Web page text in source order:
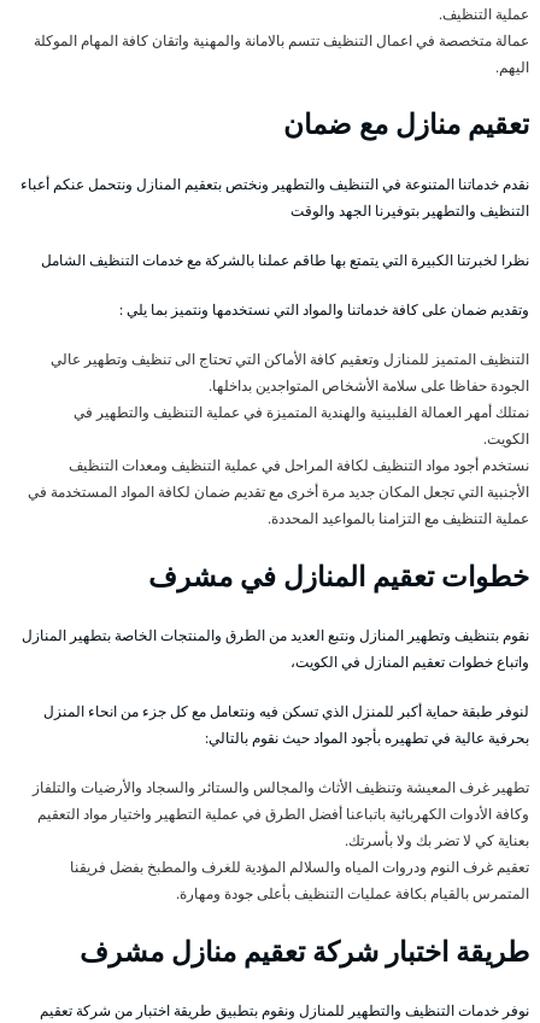
عملية التنظيف.
عمالة متخصصة في اعمال التنظيف تتسم بالامانة والمهنية واتقان كافة المهام الموكلة
اليهم.
تعقيم منازل مع ضمان
نقدم خدماتنا المتنوعة في التنظيف والتطهير ونختص بتعقيم المنازل ونتحمل عنكم أعباء
التنظيف والتطهير بتوفيرنا الجهد والوقت
نظرا لخبرتنا الكبيرة التي يتمتع بها طاقم عملنا بالشركة مع خدمات التنظيف الشامل
وتقديم ضمان على كافة خدماتنا والمواد التي نستخدمها ونتميز بما يلي :
التنظيف المتميز للمنازل وتعقيم كافة الأماكن التي تحتاج الى تنظيف وتطهير عالي
الجودة حفاظا على سلامة الأشخاص المتواجدين بداخلها.
نمتلك أمهر العمالة الفلبينية والهندية المتميزة في عملية التنظيف والتطهير في
الكويت.
نستخدم أجود مواد التنظيف لكافة المراحل في عملية التنظيف ومعدات التنظيف
الأجنبية التي تجعل المكان جديد مرة أخرى مع تقديم ضمان لكافة المواد المستخدمة في
عملية التنظيف مع التزامنا بالمواعيد المحددة.
خطوات تعقيم المنازل في مشرف
نقوم بتنظيف وتطهير المنازل ونتبع العديد من الطرق والمنتجات الخاصة بتطهير المنازل
واتباع خطوات تعقيم المنازل في الكويت،
لنوفر طبقة حماية أكبر للمنزل الذي تسكن فيه ونتعامل مع كل جزء من انحاء المنزل
بحرفية عالية في تطهيره بأجود المواد حيث نقوم بالتالي:
تطهير غرف المعيشة وتنظيف الأثاث والمجالس والستائر والسجاد والأرضيات والتلفاز
وكافة الأدوات الكهربائية باتباعنا أفضل الطرق في عملية التطهير واختيار مواد التعقيم
بعناية كي لا تضر بك ولا بأسرتك.
تعقيم غرف النوم ودروات المياه والسلالم المؤدية للغرف والمطبخ بفضل فريقنا
المتمرس بالقيام بكافة عمليات التنظيف بأعلى جودة ومهارة.
طريقة اختبار شركة تعقيم منازل مشرف
نوفر خدمات التنظيف والتطهير للمنازل ونقوم بتطبيق طريقة اختبار من شركة تعقيم